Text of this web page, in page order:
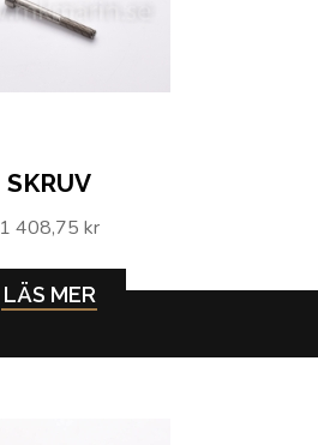
SKRUV
1 408,75 kr
LÄS MER